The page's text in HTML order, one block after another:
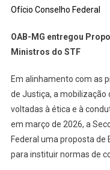
Ofício Conselho Federal
OAB-MG entregou
Ministros do STF
Em alinhamento com as
de Justiça, a mobilização
voltadas à ética e à
em março de 2026, a
Federal uma proposta de
para instituir normas de